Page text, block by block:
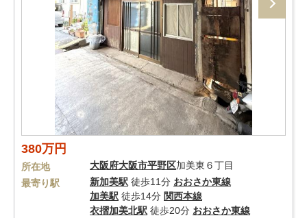
380万円
所在地 大阪府大阪市平野区加美東６丁目
最寄り駅
新加美駅 徒歩11分 おおさか東線
加美駅 徒歩14分 関西本線
衣摺加美北駅 徒歩20分 おおさか東線